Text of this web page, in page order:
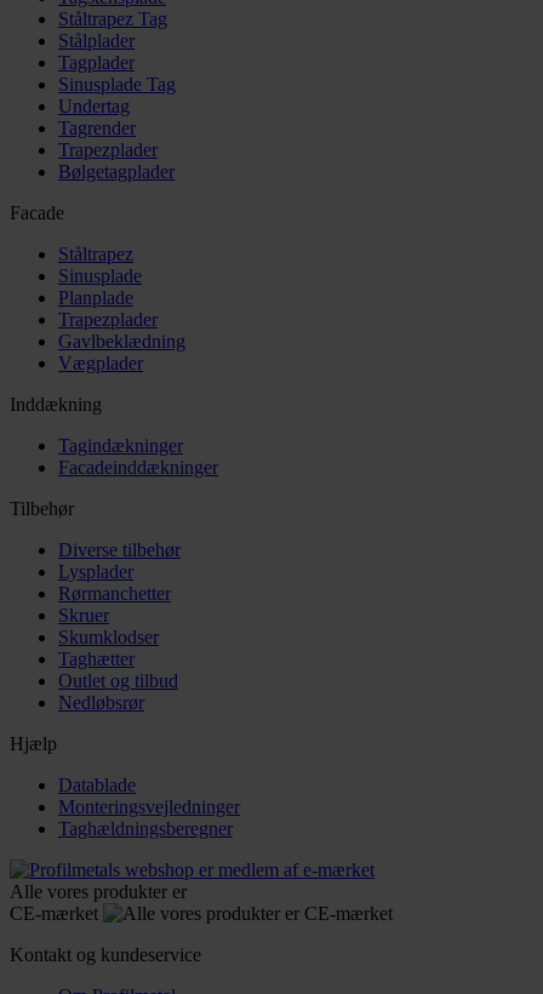
Ståltrapez Tag
Stålplader
Tagplader
Sinusplade Tag
Undertag
Tagrender
Trapezplader
Bølgetagplader
Facade
Ståltrapez
Sinusplade
Planplade
Trapezplader
Gavlbeklædning
Vægplader
Inddækning
Tagindækninger
Facadeinddækninger
Tilbehør
Diverse tilbehør
Lysplader
Rørmanchetter
Skruer
Skumklodser
Taghætter
Outlet og tilbud
Nedløbsrør
Hjælp
Datablade
Monteringsvejledninger
Taghældningsberegner
Alle vores produkter er
CE-mærket
Kontakt og kundeservice